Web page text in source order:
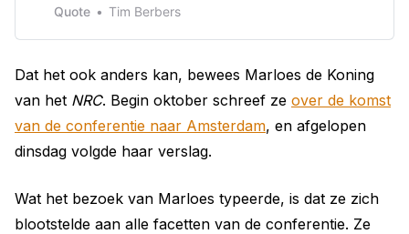
geloven: ‘Als ie straks weer gaat
Quote Tim Berbers
Dat het ook anders kan, bewees Marloes de Koning
van het NRC. Begin oktober schreef ze over de komst
van de conferentie naar Amsterdam, en afgelopen
dinsdag volgde haar verslag.
Wat het bezoek van Marloes typeerde, is dat ze zich
blootstelde aan alle facetten van de conferentie. Ze